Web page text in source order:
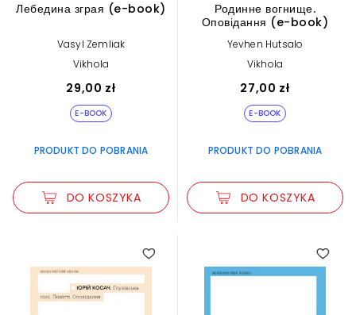
Лебедина зграя (e-book)
Vasyl Zemliak
Vikhola
29,00 zł
E-BOOK
PRODUKT DO POBRANIA
DO KOSZYKA
Родинне вогнище.
Оповідання (e-book)
Yevhen Hutsalo
Vikhola
27,00 zł
E-BOOK
PRODUKT DO POBRANIA
DO KOSZYKA